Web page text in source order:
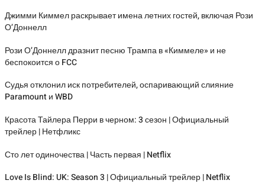
Джимми Киммел раскрывает имена летних гостей, включая Рози
О’Доннелл
Рози О’Доннелл дразнит песню Трампа в «Киммеле» и не
беспокоится о FCC
Судья отклонил иск потребителей, оспаривающий слияние
Paramount и WBD
Красота Тайлера Перри в черном: 3 сезон | Официальный
трейлер | Нетфликс
Сто лет одиночества | Часть первая | Netflix
Love Is Blind: UK: Season 3 | Официальный трейлер | Netflix